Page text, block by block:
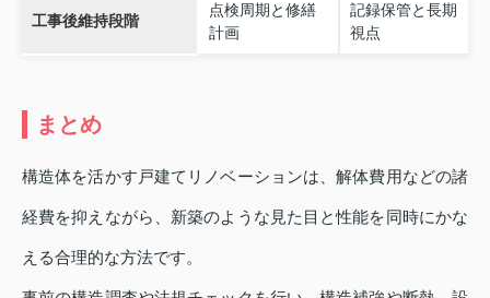
工事後維持段階
点検周期と修繕
計画
記録保管と長期
視点
まとめ
構造体を活かす戸建てリノベーションは、解体費用などの諸
経費を抑えながら、新築のような見た目と性能を同時にかな
える合理的な方法です。